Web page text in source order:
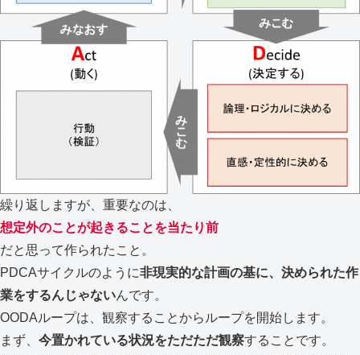
繰り返しますが、重要なのは、
想定外のことが起きることを当たり前
だと思って作られたこと。
PDCAサイクルのように非現実的な計画の基に、決められた作
業をするんじゃないんです。
OODAループは、観察することからループを開始します。
まず、 今置かれている状況をただただ観察することです。